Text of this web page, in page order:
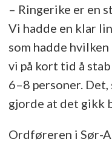
– Ringerike er en
Vi hadde en klar
som hadde
vi på kort tid å
6–8 personer.
gjorde at det gikk
Ordføreren i Sør-